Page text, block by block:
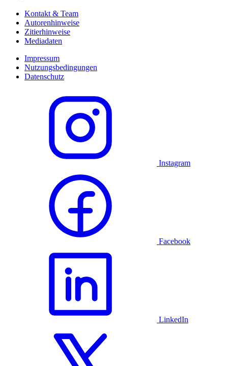
Kontakt & Team
Autorenhinweise
Zitierhinweise
Mediadaten
Impressum
Nutzungsbedingungen
Datenschutz
Instagram
Facebook
LinkedIn